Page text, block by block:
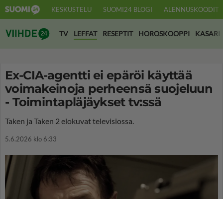
KESKUSTELU SUOMI24 BLOGI ALENNUSKOODIT
Suomi24 Viihde
TV LEFFAT RESEPTIT HOROSKOOPPI KASARI
Ex-CIA-agentti ei epäröi käyttää
voimakeinoja perheensä suojeluun
- Toimintapläjäykset tv:ssä
Taken ja Taken 2 elokuvat televisiossa.
5.6.2026 klo 6:33